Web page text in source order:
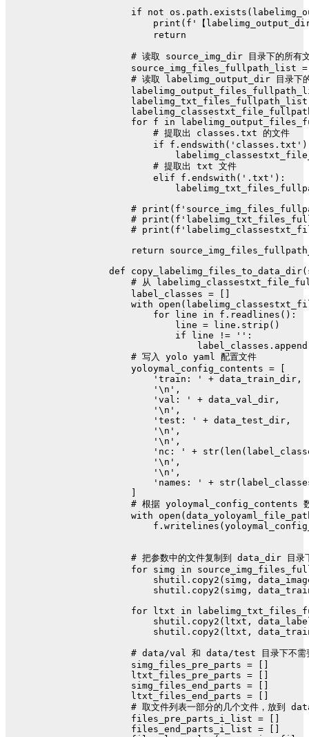
if
not
print ( f'【
return
# 读取 source_img_dir 目录下的所有
source_img_files_fullpath_list
# 读取 labelimg_output_dir 目录下的
for f in
# 提取出 classes.txt 的文件
if f.endswith( 'classes.txt'
# 提取出 txt 文件
elif f.endswith( '.txt' ):
#
#
#
return
def
copy_labelimg_files_to_data_dir(
# 从
    label_classes = []
with
open
for line in f.readlines():
            line = line.strip()
if line != '' :
# 写入 yolo yaml 配置文件
    yoloymal_config_contents = [
'train: '
+ data_train_dir,
'\n' ,
'val: '
+ data_val_dir,
'\n' ,
'test: '
+ data_test_dir,
'\n' ,
'\n' ,
'nc: '
+ str( len
'\n' ,
'\n' ,
'names: '
+ str
# 根据 yoloymal_config_contents 数
with
open
# 把参数中的文件复制到 data_dir 目录
for simg in
shutil.copy2(simg,
shutil.copy2(simg,
for ltxt in
shutil.copy2(ltxt,
shutil.copy2(ltxt,
# data/val 和 data/test 目录下不需要放
    simg_files_pre_parts = []
    ltxt_files_pre_parts = []
    simg_files_end_parts = []
    ltxt_files_end_parts = []
# 取文件列表一部分的几个文件，放
    files_pre_parts_i_list = []
    files_end_parts_i_list = []